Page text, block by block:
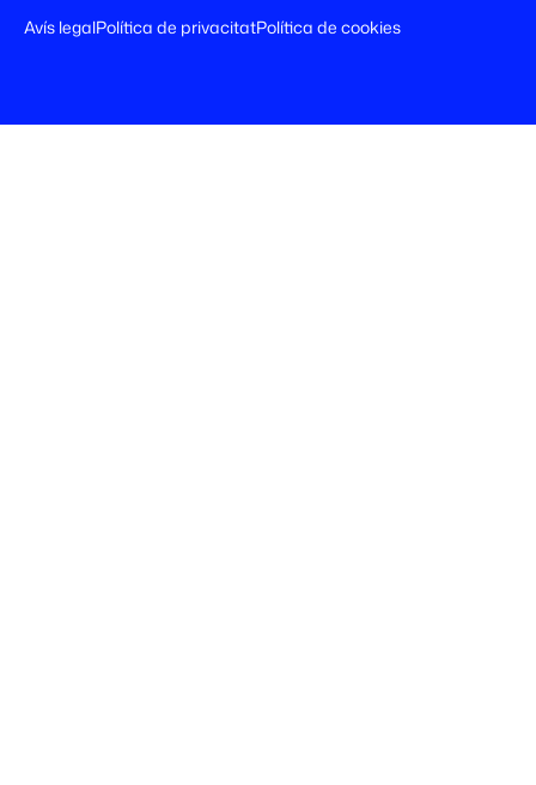
Avís legalPolítica de privacitatPolítica de cookies